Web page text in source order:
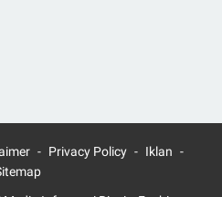
Privacy Policy
Iklan